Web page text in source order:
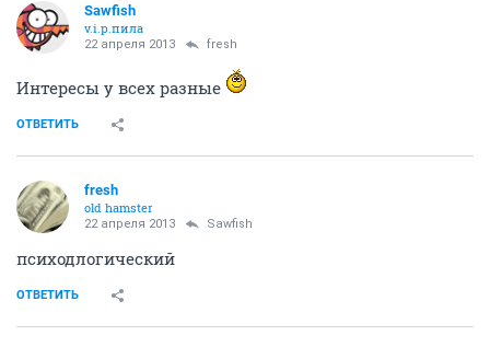
Sawfish
v.i.p.пила
22 апреля 2013 fresh
Интересы у всех разные
ОТВЕТИТЬ
fresh
old hamster
22 апреля 2013 Sawfish
психодлогический
ОТВЕТИТЬ